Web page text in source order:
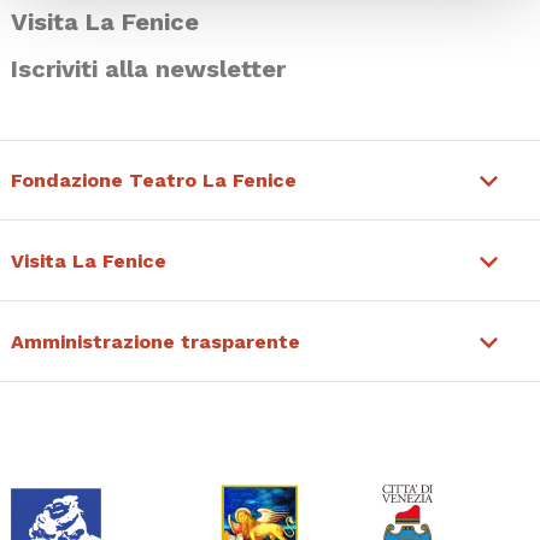
Visita La Fenice
Iscriviti alla newsletter
Fondazione Teatro La Fenice
Visita La Fenice
Amministrazione trasparente